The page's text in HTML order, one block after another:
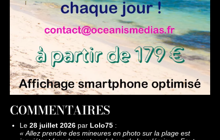
COMMENTAIRES
Le 28 juillet 2026 par Lolo75 :
« Allez prendre des mineures en photo sur la plage est